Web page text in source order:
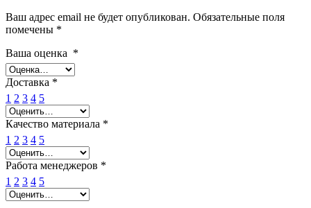
Ваш адрес email не будет опубликован. Обязательные поля
помечены *
Ваша оценка *
Доставка *
1 2 3 4 5
Качество материала *
1 2 3 4 5
Работа менеджеров *
1 2 3 4 5